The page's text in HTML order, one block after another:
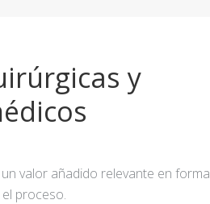
y
valor añadido relevante en forma
proceso.